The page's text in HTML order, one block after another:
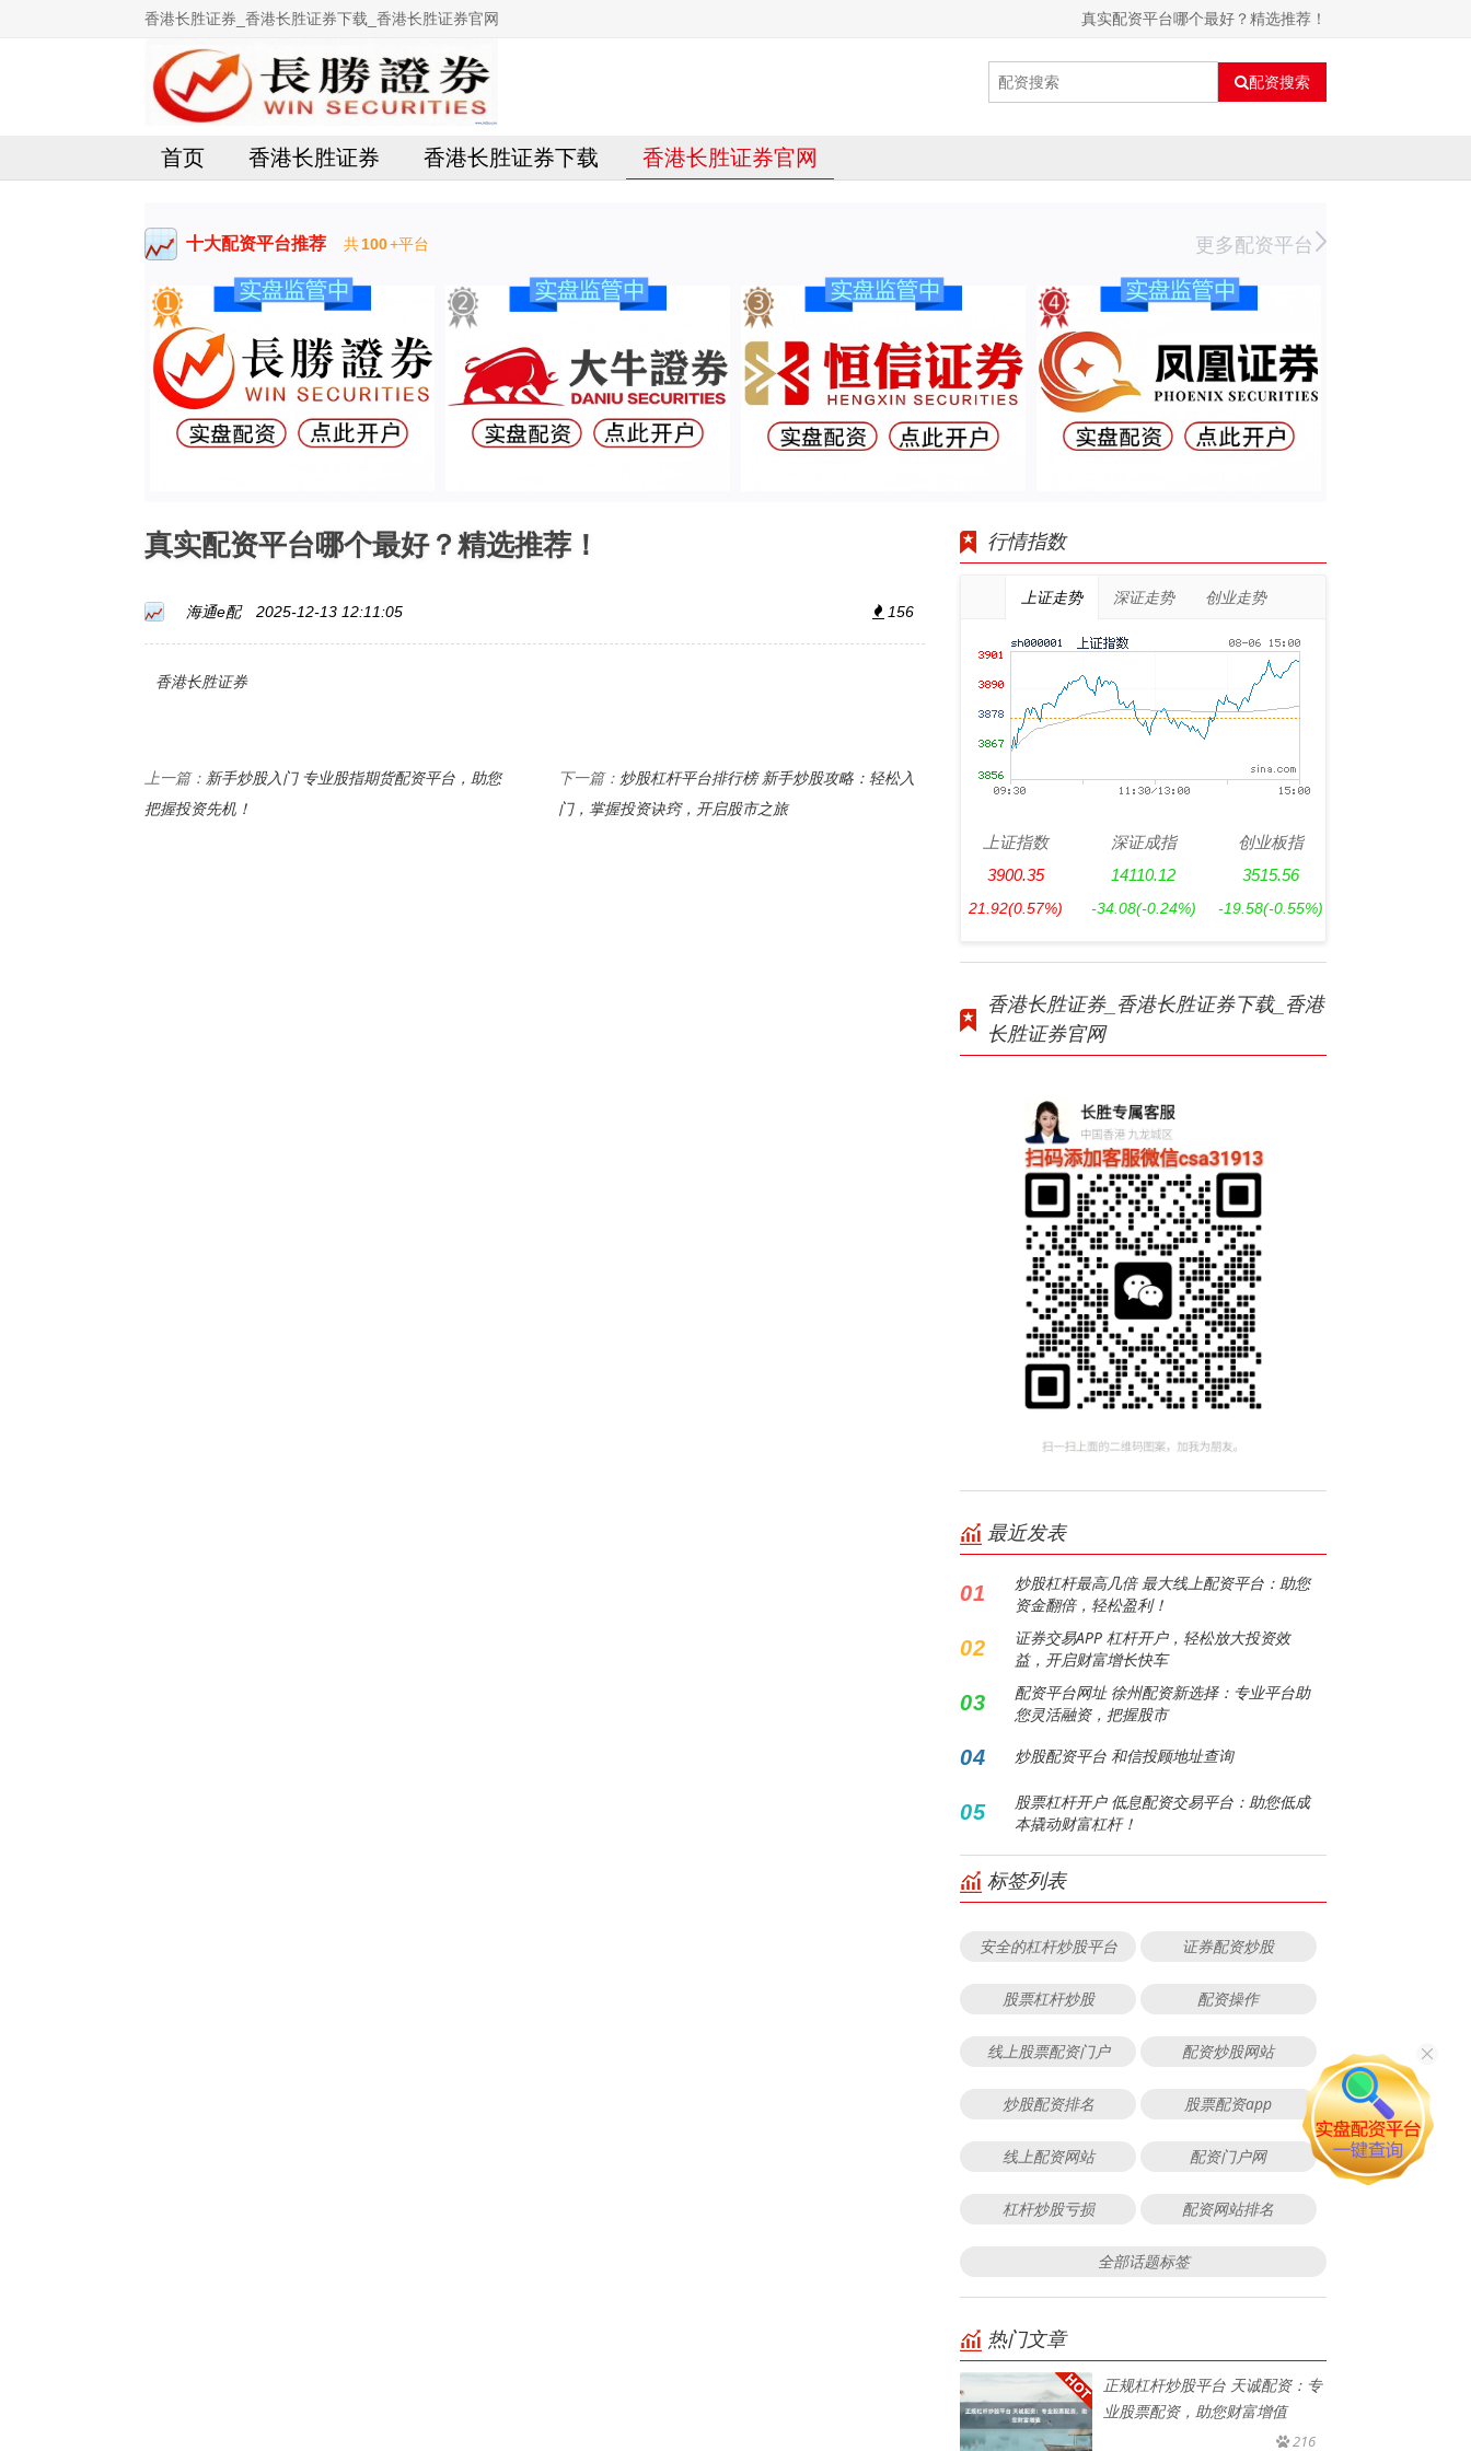
香港长胜证券_香港长胜证券下载_香港长胜证券官网 真实配资平台哪个最好？精选推荐！
配资搜索
首页 香港长胜证券 香港长胜证券下载 香港长胜证券官网
十大配资平台推荐 共100+平台 更多配资平台
真实配资平台哪个最好？精选推荐！
海通e配 2025-12-13 12:11:05 156
香港长胜证券
上一篇： 新手炒股入门 专业股指期货配资平台，助您
把握投资先机！
下一篇： 炒股杠杆平台排行榜 新手炒股攻略：轻松入
门，掌握投资诀窍，开启股市之旅
行情指数
上证走势 深证走势 创业走势
上证指数
3900.35
21.92(0.57%)
深证成指
14110.12
-34.08(-0.24%)
创业板指
3515.56
-19.58(-0.55%)
香港长胜证券_香港长胜证券下载_香港
长胜证券官网
最近发表
01
炒股杠杆最高几倍 最大线上配资平台：助您
资金翻倍，轻松盈利！
02
证券交易APP 杠杆开户，轻松放大投资效
益，开启财富增长快车
03
配资平台网址 徐州配资新选择：专业平台助
您灵活融资，把握股市
04 炒股配资平台 和信投顾地址查询
05
股票杠杆开户 低息配资交易平台：助您低成
本撬动财富杠杆！
标签列表
安全的杠杆炒股平台 证券配资炒股
股票杠杆炒股 配资操作
线上股票配资门户 配资炒股网站
炒股配资排名 股票配资app
线上配资网站 配资门户网
杠杆炒股亏损 配资网站排名
全部话题标签
热门文章
正规杠杆炒股平台 天诚配资：专
业股票配资，助您财富增值
216